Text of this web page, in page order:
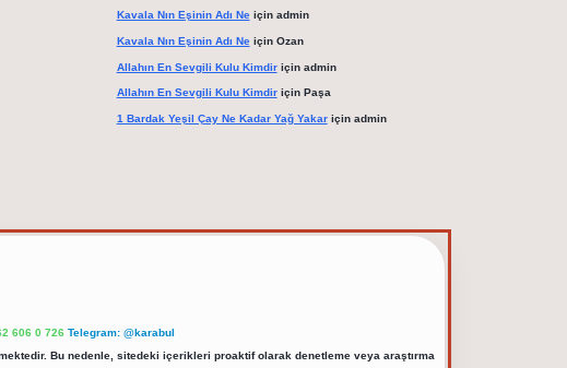
Kavala Nın Eşinin Adı Neiçin admin
Kavala Nın Eşinin Adı Neiçin Ozan
Allahın En Sevgili Kulu Kimdiriçin admin
Allahın En Sevgili Kulu Kimdiriçin Paşa
1 Bardak Yeşil Çay Ne Kadar Yağ Yakariçin admin
606 0 726 Telegram: @karabul
Bu nedenle, sitedeki içerikleri proaktif olarak denetleme veya araştırma